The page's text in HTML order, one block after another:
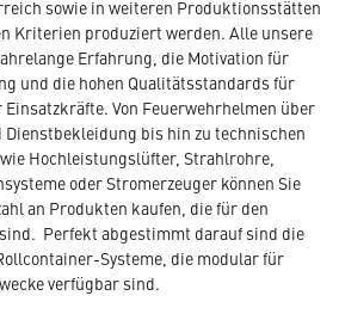
sowie in weiteren Produktionsstätten
Kriterien produziert werden. Alle unsere
Erfahrung, die Motivation für
und die hohen Qualitätsstandards für
Von Feuerwehrhelmen über
bis hin zu technischen
Hochleistungslüfter, Strahlrohre,
oder Stromerzeuger können Sie
an Produkten kaufen, die für den
Perfekt abgestimmt darauf sind die
Systeme, die modular für
verfügbar sind.